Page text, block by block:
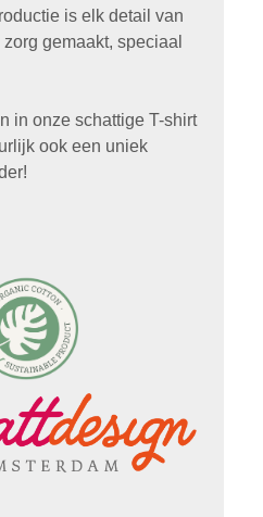
is elk detail van
gemaakt, speciaal
in onze schattige T-shirt
ook een uniek